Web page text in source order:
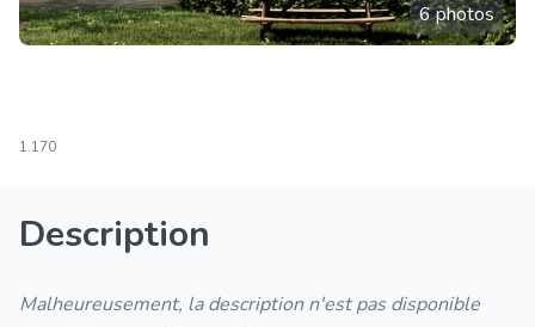
6 photos
1.170
Description
Malheureusement, la description n'est pas disponible